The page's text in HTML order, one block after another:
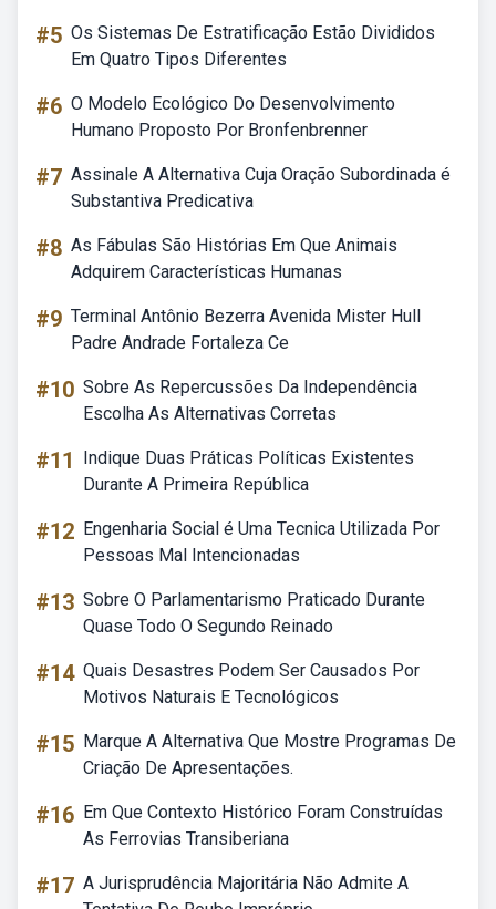
#5 Os Sistemas De Estratificação Estão Divididos
Em Quatro Tipos Diferentes
#6 O Modelo Ecológico Do Desenvolvimento
Humano Proposto Por Bronfenbrenner
#7 Assinale A Alternativa Cuja Oração Subordinada é
Substantiva Predicativa
#8 As Fábulas São Histórias Em Que Animais
Adquirem Características Humanas
#9 Terminal Antônio Bezerra Avenida Mister Hull
Padre Andrade Fortaleza Ce
#10 Sobre As Repercussões Da Independência
Escolha As Alternativas Corretas
#11
Indique Duas Práticas Políticas Existentes
Durante A Primeira República
#12 Engenharia Social é Uma Tecnica Utilizada Por
Pessoas Mal Intencionadas
#13 Sobre O Parlamentarismo Praticado Durante
Quase Todo O Segundo Reinado
#14 Quais Desastres Podem Ser Causados Por
Motivos Naturais E Tecnológicos
#15 Marque A Alternativa Que Mostre Programas De
Criação De Apresentações.
#16 Em Que Contexto Histórico Foram Construídas
As Ferrovias Transiberiana
#17 A Jurisprudência Majoritária Não Admite A